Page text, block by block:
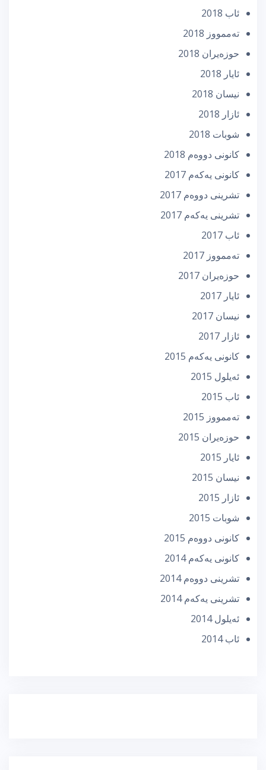
ئاب 2018
تەممووز 2018
حوزه‌یران 2018
ئایار 2018
نیسان 2018
ئازار 2018
شوبات 2018
كانونی دووه‌م 2018
كانونی یه‌كه‌م 2017
تشرینی دووه‌م 2017
تشرینی یه‌كه‌م 2017
ئاب 2017
تەممووز 2017
حوزه‌یران 2017
ئایار 2017
نیسان 2017
ئازار 2017
كانونی یه‌كه‌م 2015
ئه‌یلول 2015
ئاب 2015
تەممووز 2015
حوزه‌یران 2015
ئایار 2015
نیسان 2015
ئازار 2015
شوبات 2015
كانونی دووه‌م 2015
كانونی یه‌كه‌م 2014
تشرینی دووه‌م 2014
تشرینی یه‌كه‌م 2014
ئه‌یلول 2014
ئاب 2014